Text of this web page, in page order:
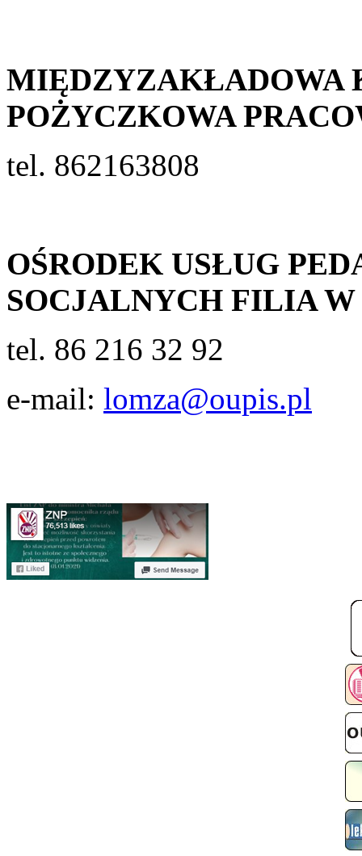
MIĘDZYZAKŁADOWA
POŻYCZKOWA
tel. 862163808
OŚRODEK USŁUG
SOCJALNYCH FILIA
tel. 86 216 32 92
e-mail: lomza@oupis.pl